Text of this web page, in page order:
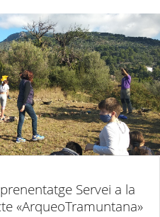
Servei a la
«ArqueoTramuntana»